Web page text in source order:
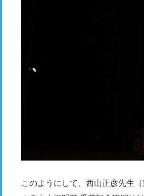
このようにして、西山正彦先生